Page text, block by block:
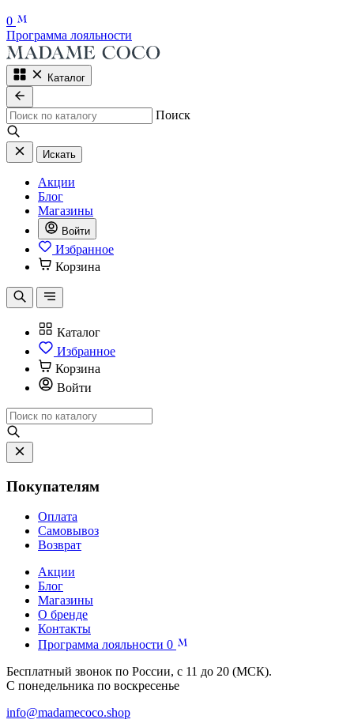
0
Программа лояльности
Каталог
Поиск
Искать
Акции
Блог
Магазины
Войти
Избранное
Корзина
Каталог
Избранное
Корзина
Войти
Покупателям
Оплата
Самовывоз
Возврат
Акции
Блог
Магазины
О бренде
Контакты
Программа лояльности 0
Бесплатный звонок по России, с 11 до 20 (МСК).
С понедельника по воскресенье
info@madamecoco.shop